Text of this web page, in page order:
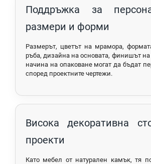
Поддръжка за
размери и форми
Размерът, цветът на мрамора,
ръба, дизайна на основата, финишът на
начина на опаковане могат да бъдат
според проектните чертежи.
Висока декоративна
проекти
Като мебел от натурален камък, тя